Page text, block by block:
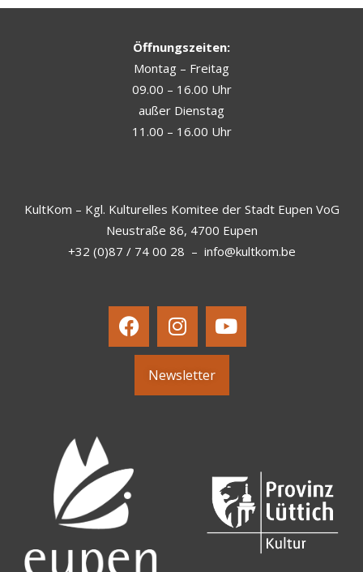
Öffnungszeiten:
Montag – Freitag
09.00 – 16.00 Uhr
außer Dienstag
11.00 – 16.00 Uhr
KultKom – Kgl. Kulturelles Komitee der Stadt Eupen VoG
Neustraße 86, 4700 Eupen
+32 (0)87 / 74 00 28 – info@kultkom.be
Newsletter